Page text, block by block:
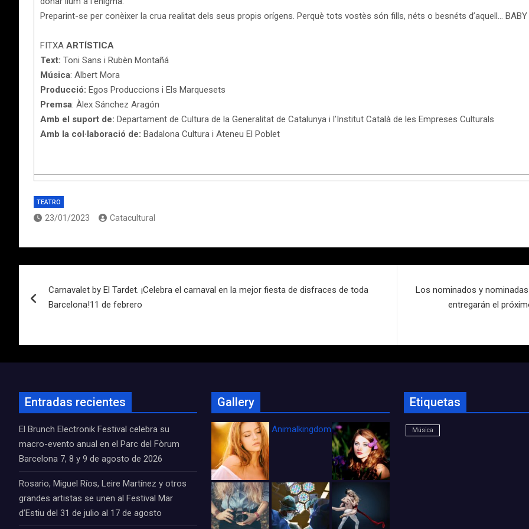
Preparint-se per conèixer la crua realitat dels seus propis orígens. Perquè tots vostès són fills, néts o besnéts d’aquell… BABY
FITXA ARTÍSTICA
Text: Toni Sans i Rubèn Montañá
Música: Albert Mora
Producció: Egos Produccions i Els Marquesets
Premsa: Àlex Sánchez Aragón
Amb el suport de: Departament de Cultura de la Generalitat de Catalunya i l’Institut Català de les Empreses Culturals
Amb la col·laboració de: Badalona Cultura i Ateneu El Poblet
TEATRO
23/01/2023 Catacultural
de
Carnavalet by El Tardet. ¡Celebra el carnaval en la mejor fiesta de disfraces de toda
Barcelona!11 de febrero
Los nominados y
entregarán el
Entradas recientes
El Brunch Electronik Festival celebra su
macro-evento anual en el Parc del Fòrum
Barcelona 7, 8 y 9 de agosto de 2026
Rosario, Miguel Ríos, Leire Martínez y otros
grandes artistas se unen al Festival Mar
d’Estiu del 31 de julio al 17 de agosto
Gallery
Animalkingdom_FichaCine
Etiquetas
Música